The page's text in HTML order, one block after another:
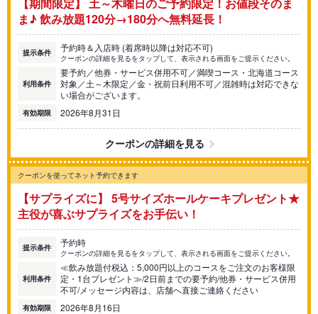
ま♪ 飲み放題120分→180分へ無料延長！
提示条件 予約時＆入店時 (着席時以降は対応不可)
クーポンの詳細を見るをタップして、表示される画面をご提示ください。
利用条件
要予約／他券・サービス併用不可／満喫コース・北海道コース
対象／土～木限定／金・祝前日利用不可／混雑時は対応できな
い場合がございます。
有効期限 2026年8月31日
クーポンの詳細を見る
クーポンを使ってネット予約できます
【サプライズに】 5号サイズホールケーキプレゼント★
主役が喜ぶサプライズをお手伝い！
提示条件 予約時
クーポンの詳細を見るをタップして、表示される画面をご提示ください。
利用条件
≪飲み放題付税込：5,000円以上のコースをご注文のお客様限
定・1台プレゼント≫/2日前までの要予約/他券・サービス併用
不可/メッセージ内容は、店舗へ直接ご連絡ください
有効期限 2026年8月16日